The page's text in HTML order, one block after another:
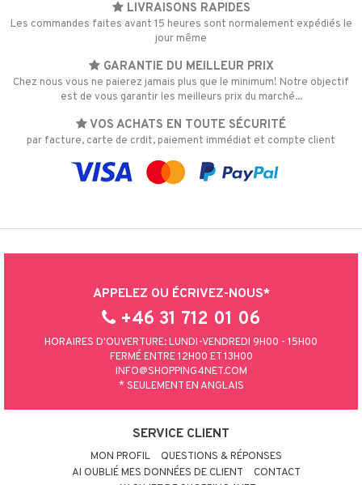
LIVRAISONS RAPIDES
Les commandes faites avant 15 heures sont normalement expédiés le
jour même
GARANTIE DU MEILLEUR PRIX
Chez nous vous ne paierez jamais plus que le minimum! Notre objectif
est de vous garantir les meilleurs prix du marché...
VOS ACHATS EN TOUTE SÉCURITÉ
par facture, carte de crdit, paiement immédiat et compte client
APPELEZ OU ÉCRIVEZ-NOUS*
+46 31 712 01 06
HORAIRES D'OUVERTURE: LUNDI-VENDREDI 9H00 - 15H00
FERMÉ ENTRE 12H00 ET 13H00
INFO@SHOPPING4NET.COM
* SEULEMENT EN ANGLAIS
SERVICE CLIENT
MON PROFIL
QUESTIONS & RÉPONSES
AI OUBLIÉ MES DONNÉES DE CLIENT
CONTACT